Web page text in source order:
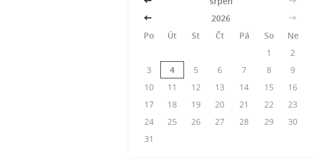
<<
2026
>>
Po
Út St Čt Pá So
Ne
1
2
3
4 5 6 7 8
9
10
11 12 13 14 15
16
17
18 19 20 21 22
23
24
25 26 27 28 29
30
31